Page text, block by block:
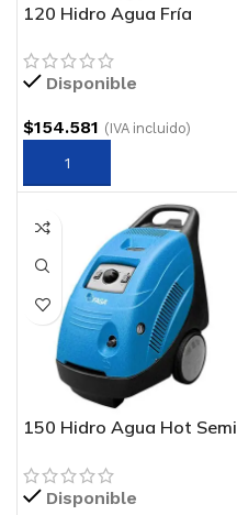
120 Hidro Agua Fría
Disponible
$154.581 (IVA incluido)
150 Hidro Agua Hot Semi
Disponible